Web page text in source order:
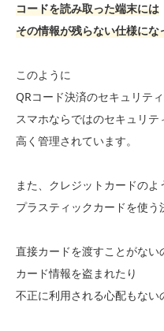
コードを読み取った端末には
その情報が残らない仕様にな
このように
QRコード決済のセキュリテ
スマホならではのセキュリテ
高く管理されています。
また、クレジットカードのよ
プラスティックカードを使う
直接カードを渡すことがない
カード情報を盗まれたり
不正に利用される心配もない